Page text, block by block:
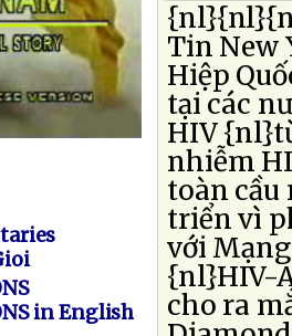
in English
Tin New
Hiệp
tại các
HIV
nhiễm
toàn cầu
triển vì
với
{nl}HIV-
cho ra